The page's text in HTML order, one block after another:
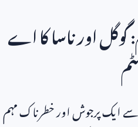
گوگل اور ناسا کا اے
سے ایک پرجوش اور خطرناک مہم